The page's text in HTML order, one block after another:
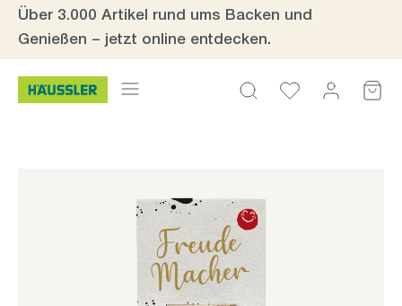
Zum Hauptinhalt springen
Über 3.000 Artikel rund ums Backen und
Genießen – jetzt online entdecken.